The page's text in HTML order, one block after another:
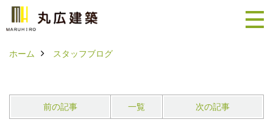
ホーム スタッフブログ
前の記事 一覧 次の記事